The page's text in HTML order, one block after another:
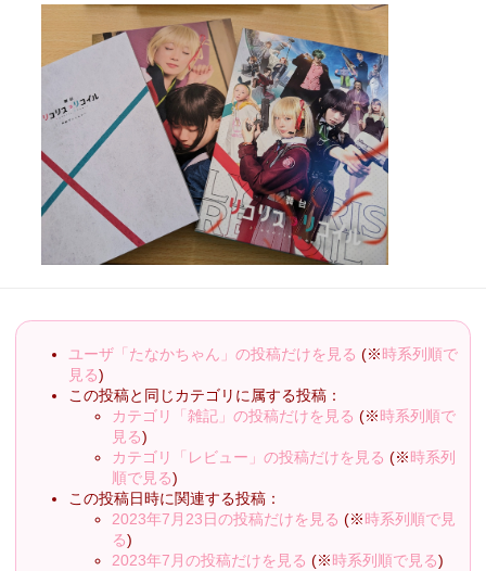
ユーザ「たなかちゃん」の投稿だけを見る (※時系列順で
見る)
この投稿と同じカテゴリに属する投稿：
カテゴリ「雑記」の投稿だけを見る (※時系列順で
見る)
カテゴリ「レビュー」の投稿だけを見る (※時系列
順で見る)
この投稿日時に関連する投稿：
2023年7月23日の投稿だけを見る (※時系列順で見
る)
2023年7月の投稿だけを見る (※時系列順で見る)